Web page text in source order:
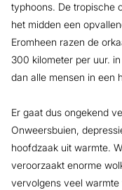
typhoons. De tropische
het midden een
Eromheen razen de
300 kilometer per uur.
dan alle mensen in een
Er gaat dus ongekend
Onweersbuien,
hoofdzaak uit warmte.
veroorzaakt enorme
vervolgens veel